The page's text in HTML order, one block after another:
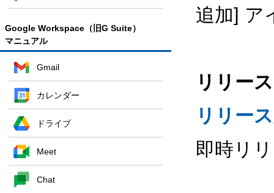
Google Workspace（旧G Suite）
マニュアル
Gmail
カレンダー
ドライブ
Meet
Chat
追加] ア
リリー
リリー
即時リ